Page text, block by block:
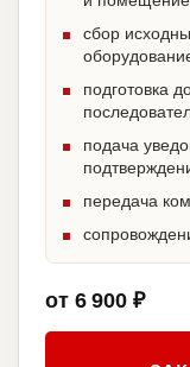
сбор
подготовка
подача
передача
от 6 900 ₽